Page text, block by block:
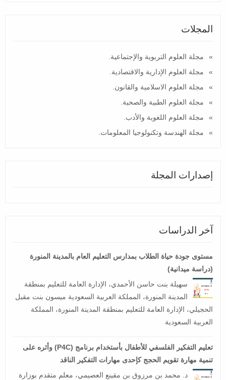
المجلات
مجلة العلوم التربوية والإجتماعية.
مجلة العلوم الإدارية والاقتصادية.
مجلة العلوم الاسلامية والقانون.
مجلة العلوم الطبية والصحية.
مجلة العلوم اللغوية والأدب.
مجلة الهندسة وتكنولوجيا المعلومات.
إصدارات المجلة
آخر الدراسات
مستوى جودة حياة الطلاب بمدارس التعليم العام بالمدينة المنورة
(دراسة ميدانية)
سهيلة بنت حاسن الأحمدي، الإدارة العامة للتعليم بمنطقة
المدينة المنورة، المملكة العربية السعودية ميسون بنت مقبل
الحجيلي، الإدارة العامة للتعليم بمنطقة المدينة المنورة، المملكة
العربية السعودية
تعليم التفكير الفلسفي للأطفال بأستخدام برنامج (P4C) وأثره على
تنمية مهارة تقويم الحجج كإحدى مهارات التفكير الناقد
د. محمد بن مرزوق بن مقينع العصيمي، معلم متقدم بوزارة